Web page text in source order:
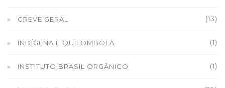
GREVE GERAL (13)
INDÍGENA E QUILOMBOLA (1)
INSTITUTO BRASIL ORGÂNICO (1)